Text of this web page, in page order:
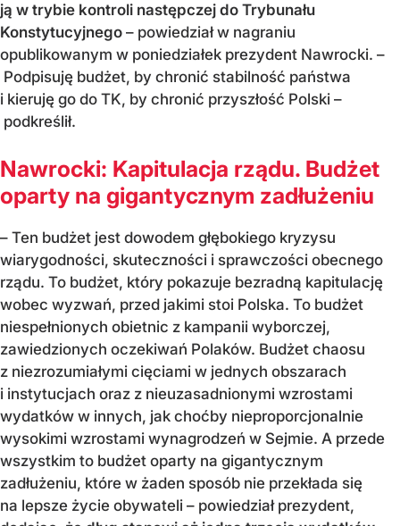
ją w trybie kontroli następczej do Trybunału
Konstytucyjnego – powiedział w nagraniu
opublikowanym w poniedziałek prezydent Nawrocki. –
Podpisuję budżet, by chronić stabilność państwa
i kieruję go do TK, by chronić przyszłość Polski –
podkreślił.
Nawrocki: Kapitulacja rządu. Budżet
oparty na gigantycznym zadłużeniu
– Ten budżet jest dowodem głębokiego kryzysu
wiarygodności, skuteczności i sprawczości obecnego
rządu. To budżet, który pokazuje bezradną kapitulację
wobec wyzwań, przed jakimi stoi Polska. To budżet
niespełnionych obietnic z kampanii wyborczej,
zawiedzionych oczekiwań Polaków. Budżet chaosu
z niezrozumiałymi cięciami w jednych obszarach
i instytucjach oraz z nieuzasadnionymi wzrostami
wydatków w innych, jak choćby nieproporcjonalnie
wysokimi wzrostami wynagrodzeń w Sejmie. A przede
wszystkim to budżet oparty na gigantycznym
zadłużeniu, które w żaden sposób nie przekłada się
na lepsze życie obywateli – powiedział prezydent,